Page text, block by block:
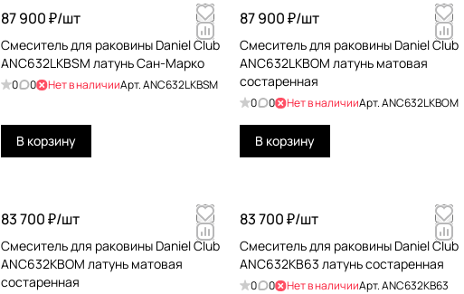
87 900 ₽/шт
Смеситель для раковины Daniel Club
ANC632LKBSM латунь Сан-Марко
0 0 Нет в наличииАрт.ANC632LKBSM
В корзину
87 900 ₽/шт
Смеситель для раковины Daniel Club
ANC632LKBOM латунь матовая
состаренная
0 0 Нет в наличииАрт.ANC632LKBOM
В корзину
83 700 ₽/шт
Смеситель для раковины Daniel Club
ANC632KBOM латунь матовая
состаренная
83 700 ₽/шт
Смеситель для раковины Daniel Club
ANC632KB63 латунь состаренная
0 0 Нет в наличииАрт.ANC632KB63